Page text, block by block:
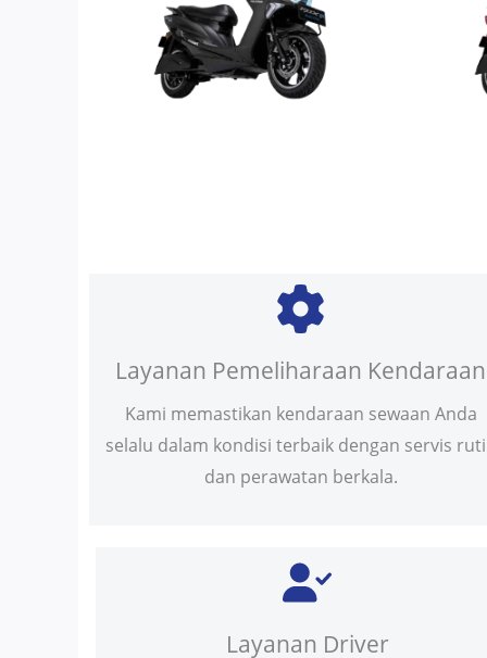
Layanan Pemeliharaan Kendaraan
Kami memastikan kendaraan sewaan Anda
selalu dalam kondisi terbaik dengan servis
dan perawatan berkala.
Layanan Driver